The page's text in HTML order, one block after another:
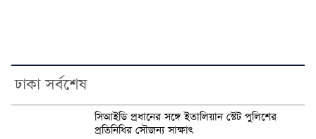
ঢাকা সর্বশেষ
সিআইডি প্রধানের সঙ্গে ইতালিয়ান স্টেট পুলিশের
প্রতিনিধির সৌজন্য সাক্ষাৎ